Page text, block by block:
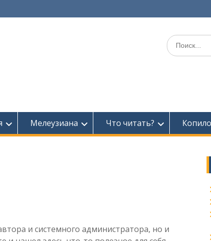
Поиск
по:
Мелеузиана Что читать?
и системного администратора, но и